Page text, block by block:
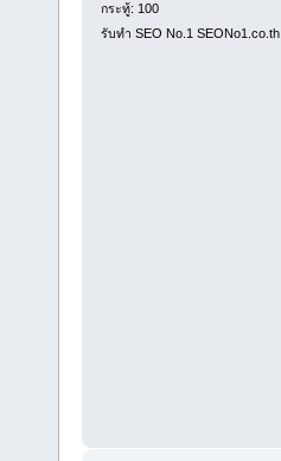
กระทู้: 100
รับทำ SEO No.1 SEONo1.co.th